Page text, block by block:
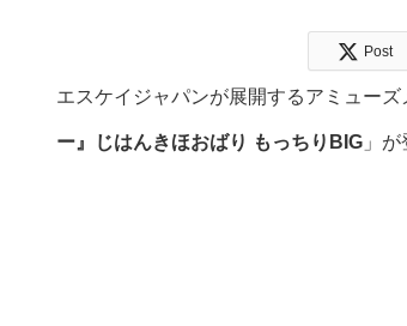
Post
エスケイジャパンが展開するアミューズ
ー』じはんきほおばり もっちりBIG」が